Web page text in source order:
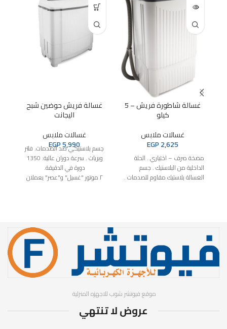
غسالة شاطورة فريش – 5
كيلو
غسالات ملابس
EGP2,625
مضخة صرف – اختياري . الحلة
الداخلية من البلاستيك . جسم
الغسالة بلاستيك مقاوم للصدمات .
غسالة فريش حوضين شبح
اليجانت
غسالات ملابس
EGP5,990
جسم بلاستيكي ضد الصدمات. فلتر
وبريات . سرعة دوران عالية: 1350
دورة في الدقيقة.
٢ موتور "غسيل" و"عصر" يعملان
موقع فيوتشر شوب للاجهزه المنزلية
عروض لا تنتهي